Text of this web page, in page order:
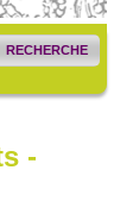
RECHERCHE
-